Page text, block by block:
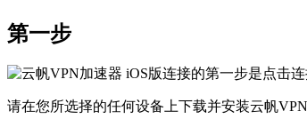
第一步
请在您所选择的任何设备上下载并安装云帆